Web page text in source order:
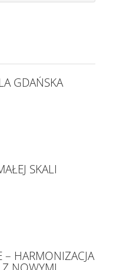
GDAŃSKA
SKALI
– HARMONIZACJA